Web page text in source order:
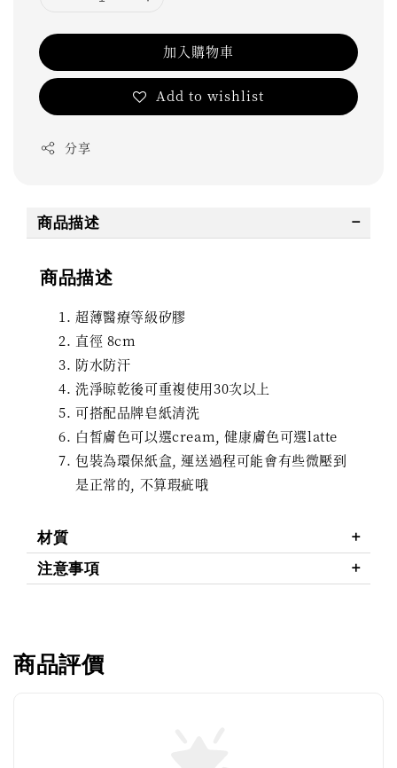
加入購物車
Add to wishlist
分享
商品描述
商品描述
超薄醫療等級矽膠
直徑 8cm
防水防汗
洗淨晾乾後可重複使用30次以上
可搭配品牌皂紙清洗
白皙膚色可以選cream, 健康膚色可選latte
包裝為環保紙盒, 運送過程可能會有些微壓到
是正常的, 不算瑕疵哦
材質
注意事項
商品評價